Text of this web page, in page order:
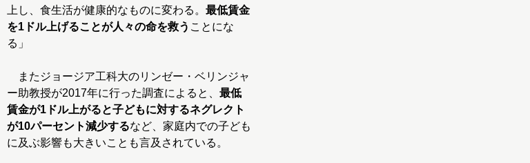
上し、食生活が健康的なものに変わる。 最低賃金
を1ドル上げることが人々の命を救う ことにな
る」
またジョージア工科大のリンゼー・ベリンジャ
ー助教授が2017年に行った調査によると、 最低
賃金が1ドル上がると子どもに対するネグレクト
が10パーセント減少するなど、家庭内での子ども
に及ぶ影響も大きいことも言及されている。